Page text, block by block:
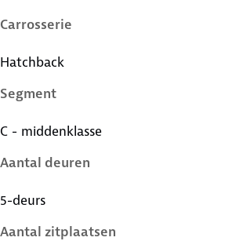
Carrosserie
Hatchback
Segment
C - middenklasse
Aantal deuren
5-deurs
Aantal zitplaatsen